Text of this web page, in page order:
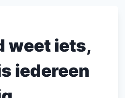
weet iets,
iedereen